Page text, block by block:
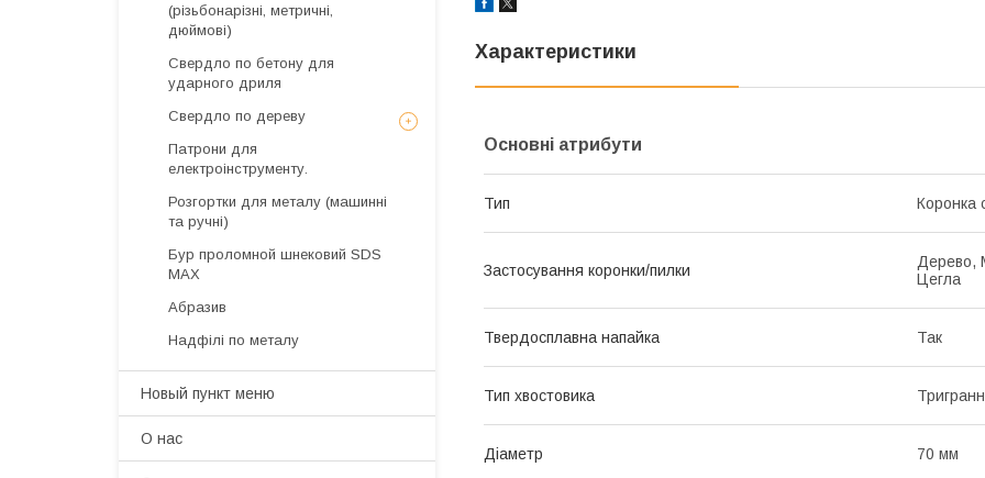
Характеристики
Основні атрибути
Тип Коронка
Застосування коронки/пилки
Дерево,
Цегла
Твердосплавна напайка Так
Тип хвостовика
Діаметр 70 мм
(різьбонарізні, метричні,
дюймові)
Свердло по бетону для
ударного дриля
Свердло по дереву
Патрони для
електроінструменту.
Розгортки для металу (машинні
та ручні)
Бур проломной шнековий SDS
MAX
Абразив
Надфілі по металу
Новый пункт меню
О нас